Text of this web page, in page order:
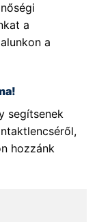
a
a
segítsenek
hozzánk